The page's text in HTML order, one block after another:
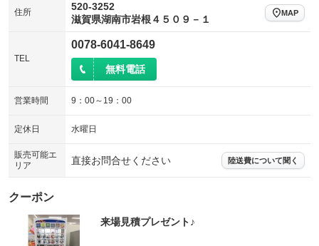
住所
520-3252
滋賀県湖南市岩根４５０９－１
MAP
TEL
0078-6041-8649
無料電話
営業時間 9：00～19：00
定休日 水曜日
販売可能エ
リア
直接お問合せください 陸送費について聞く
クーポン
来場見積プレゼント♪